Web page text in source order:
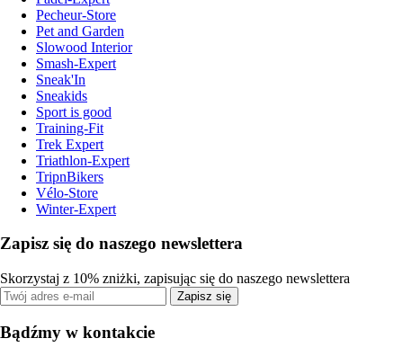
Pecheur-Store
Pet and Garden
Slowood Interior
Smash-Expert
Sneak'In
Sneakids
Sport is good
Training-Fit
Trek Expert
Triathlon-Expert
TripnBikers
Vélo-Store
Winter-Expert
Zapisz się do naszego newslettera
Skorzystaj z 10% zniżki, zapisując się do naszego newslettera
Zapisz się
Bądźmy w kontakcie